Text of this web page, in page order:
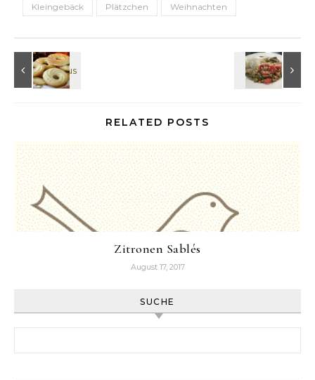
Kleingebäck Plätzchen Weihnachten
RELATED POSTS
Zitronen Sablés
August 17, 2017
SUCHE